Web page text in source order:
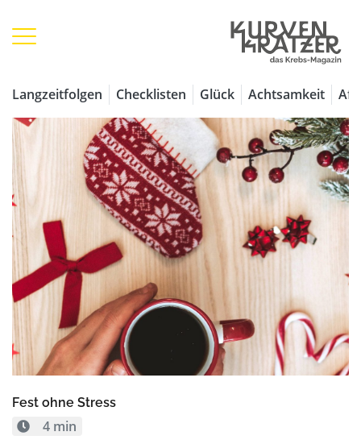
Langzeitfolgen Checklisten Glück Achtsamkeit
Fest ohne Stress
4 min